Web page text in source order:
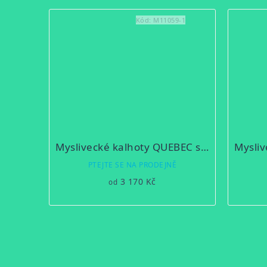
Myslivecké kalhoty QUEBEC s cordúrou
PTEJTE SE NA PRODEJNĚ
od 3 170 Kč
Kód: M11059-1